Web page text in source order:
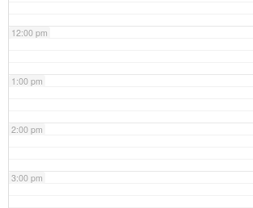
12:00 pm
1:00 pm
2:00 pm
3:00 pm